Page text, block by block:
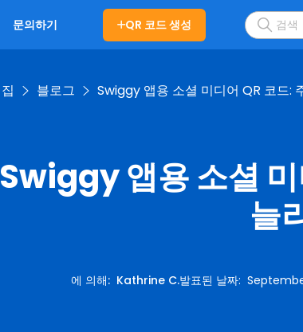
문의하기 QR 코드 생성
집 블로그 Swiggy 앱용 소셜 미디어 QR 코드:
Swiggy 앱용 소셜
늘
에 의해: Kathrine C.발표된 날짜: